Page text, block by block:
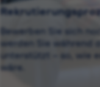
Bewerben Sie sich
werden Sie während
unterstützt – so, wie
wäre.